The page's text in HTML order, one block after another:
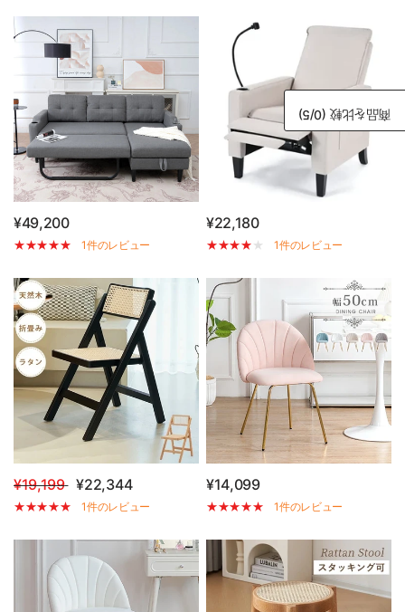
¥49,200
1件のレビュー
¥22,180
1件のレビュー
¥19,199 ¥22,344
1件のレビュー
¥14,099
1件のレビュー
商品を比較 (
0
/5)